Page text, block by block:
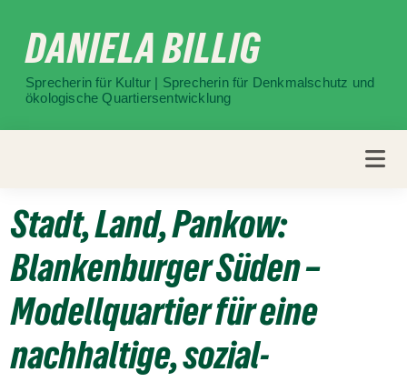
zum
InhaltDANIELA BILLIG
Sprecherin für Kultur | Sprecherin für Denkmalschutz und
ökologische Quartiersentwicklung
Stadt, Land, Pankow:
Blankenburger Süden –
Modellquartier für eine
nachhaltige, sozial-